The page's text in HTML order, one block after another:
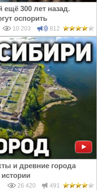
300 лет назад.
оспорить
10 203 812
и древние города
26 420 491